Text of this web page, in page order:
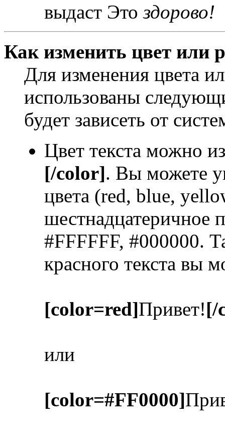
выдаст Этоздорово!
Как изменить цвет или
Для изменения цвета
использованы
будет зависеть от
Цвет текста можно
[/color]. Вы можете
цвета (red, blue,
шестнадцатеричное
#FFFFFF, #000000.
красного текста вы
[color=red]Привет![/
или
[color=#FF0000]